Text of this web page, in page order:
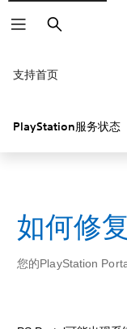
搜
索
支持首页
PlayStation服务状态
如何修
您的PlayStation